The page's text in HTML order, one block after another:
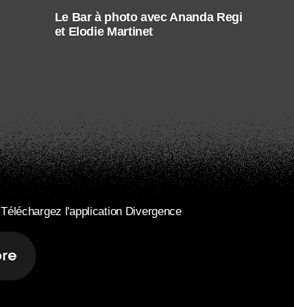
Le Bar à photo avec Ananda Regi
et Elodie Martinet
Téléchargez l'application Divergence